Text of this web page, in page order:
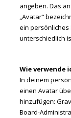
angeben. Das
„Avatar“
ein persönliches
unterschiedlich
Wie verwende
In deinem
einen Avatar
hinzufügen:
Board-